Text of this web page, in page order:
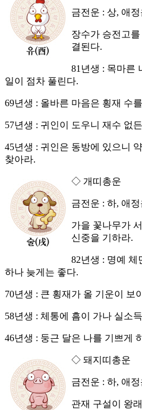
금전운 : 상, 애
장수가 승전고
결된다.
81년생 : 목마른
일이 점차 풀린다.
69년생 : 올바른 마음은 횡재 수
57년생 : 귀인이 도우니 재수 없
45년생 : 귀인은 동방에 있으니
찾아라.
◇ 개띠총운
금전운 : 하, 애
가을 꽃나무가
신중을 기하라.
82년생 : 명예 체
하나 늦게는 좋다.
70년생 : 큰 횡재가 올 기운이 보
58년생 : 체통에 흠이 가나 실소
46년생 : 둥근 달은 나를 기쁘게
◇ 돼지띠총운
금전운 : 하, 애
관재 구설이 왕